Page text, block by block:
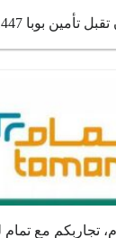
تأمين بوبا 1447
مع تمام